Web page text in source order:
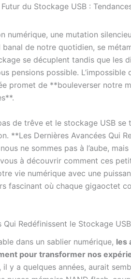
Futur du Stockage USB :
numérique, une mutation
de notre quotidien, se
se décuplent tandis que les
pensions possible. L’impossible
promet de **bouleverser notre
de trêve et le stockage USB se
**Les Dernières Avancées Qui
ne sommes pas à l’aube,
à découvrir comment ces
vie numérique avec une
fascinant où chaque gigaoctet
Qui Redéfinissent le Stockage USB
dans un sablier numérique, les
pour transformer nos
il y a quelques années, aurait